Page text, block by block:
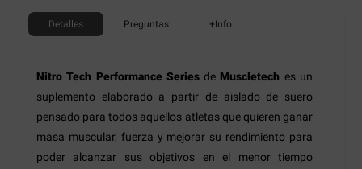
Detalles Preguntas +Info
Nitro Tech Performance Seriesde Muscletech es un
suplemento elaborado a partir de aislado de suero
pensado para todos aquellos atletas que quieren ganar
masa muscular, fuerza y mejorar su rendimiento para
poder alcanzar sus objetivos en el menor tiempo